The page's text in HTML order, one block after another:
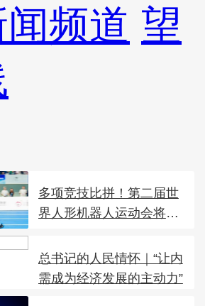
频道 望
多项竞技比拼！第二届世
界人形机器人运动会将
总书记的人民情怀｜“让内
需成为经济发展的主动力”